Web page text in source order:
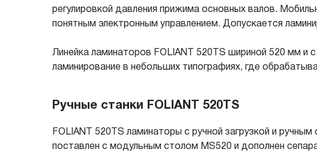
регулировкой давления прижима основных валов.
понятным электронным управлением. Допускается
Линейка ламинаторов FOLIANT 520TS шириной 520 мм и
ламинирование в небольших типографиях, где
Ручные станки FOLIANT 520TS
FOLIANT 520TS ламинаторы с ручной загрузкой и
поставлен с модульным столом MS520 и дополнен